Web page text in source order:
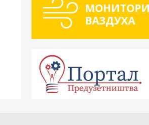
ВАЗДУХА